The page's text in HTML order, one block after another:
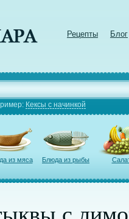
Рецепты Блог
Кексы с начинкой
из мяса Блюда из рыбы